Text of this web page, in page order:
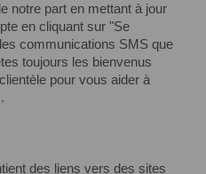
notre part en mettant à jour
en cliquant sur "Se
communications SMS que
toujours les bienvenus
pour vous aider à
des liens vers des sites